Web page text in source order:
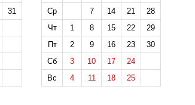
31
Ср
7 14 21
28
Чт
1 8 15 22
29
Пт
2 9 16 23
30
Сб
3 10 17
24
Вс
4 11 18 25